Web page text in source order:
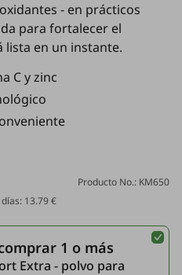
- en prácticos
para fortalecer el
lista en un instante.
C y zinc
Producto No.: KM650
13.79 €
1 o más
Extra - polvo para